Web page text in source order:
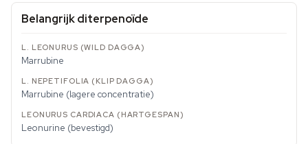
Belangrijk diterpenoïde
Marrubine
Marrubine (lagere concentratie)
Leonurine (bevestigd)